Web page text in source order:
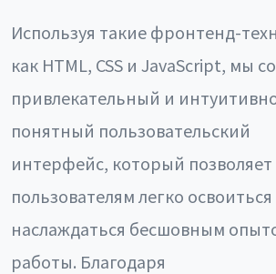
Используя такие фронтенд-
как HTML, CSS и JavaScript, мы
привлекательный и
понятный пользовательский
интерфейс, который позволяет
пользователям легко освоиться
наслаждаться бесшовным
работы. Благодаря